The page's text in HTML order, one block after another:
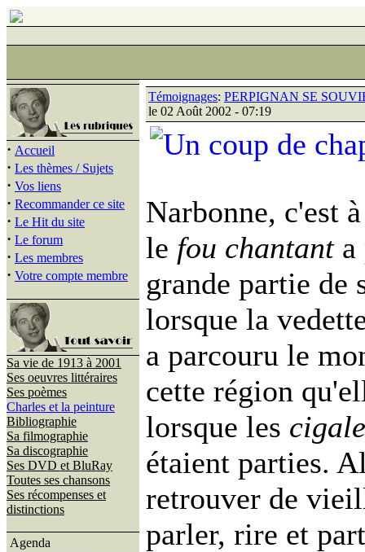
· Accueil
· Les thèmes / Sujets
· Vos liens
· Recommander ce site
· Le Hit du site
· Le forum
· Les membres
· Votre compte membre
Sa vie de 1913 à 2001
Ses oeuvres littéraires
Ses poèmes
Charles et la peinture
Bibliographie
Sa filmographie
Sa discographie
Ses DVD et BluRay
Toutes ses chansons
Ses récompenses et
distinctions
Agenda
Témoignages: PERPIGNAN SE
le 02 Août 2002 - 07:19
Narbonne, c'est
le fou chantant a
grande partie de
lorsque la
a parcouru le
cette région
lorsque les
étaient parties.
retrouver de
parler, rire et